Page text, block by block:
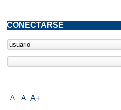
A- A A+
CONECTARSE